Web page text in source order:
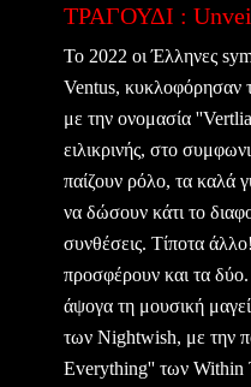
ΤΡΑΓΟΥΔΙ :
Το 2022 οι Έλληνες
Ventus, κυκλοφόρησαν
με την ονομασία
ειλικρινής, στο
παίζουν ρόλο, τα καλά
να δώσουν κάτι το
συνθέσεις. Τίποτα
προσφέρουν και τα
άψογα τη μουσική
των Nightwish, με την
Everything'' των Within